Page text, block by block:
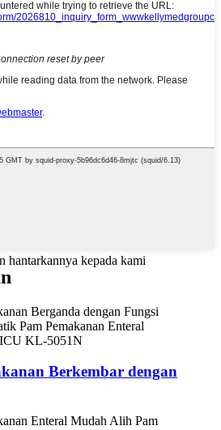
hantarkannya kepada kami
Berkembar dengan